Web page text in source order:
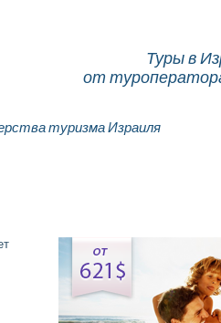
туризма Израиля
Туры в
от